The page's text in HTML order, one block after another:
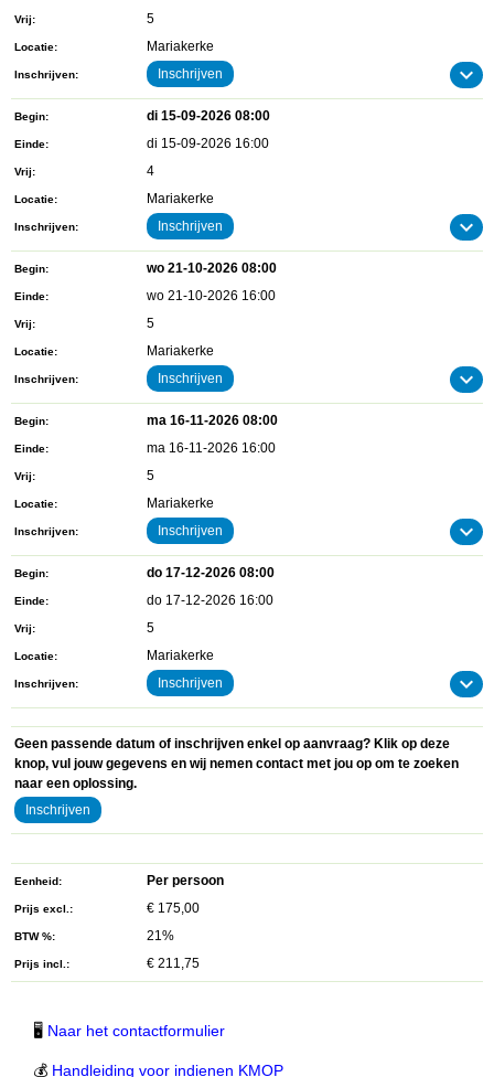
Vrij 5
Locatie Mariakerke
Inschrijven Inschrijven
Begin di 15-09-2026 08:00
Einde di 15-09-2026 16:00
Vrij 4
Locatie Mariakerke
Inschrijven Inschrijven
Begin wo 21-10-2026 08:00
Einde wo 21-10-2026 16:00
Vrij 5
Locatie Mariakerke
Inschrijven Inschrijven
Begin ma 16-11-2026 08:00
Einde ma 16-11-2026 16:00
Vrij 5
Locatie Mariakerke
Inschrijven Inschrijven
Begin do 17-12-2026 08:00
Einde do 17-12-2026 16:00
Vrij 5
Locatie Mariakerke
Inschrijven Inschrijven
Geen passende datum of inschrijven enkel op aanvraag? Klik op deze
knop, vul jouw gegevens en wij nemen contact met jou op om te zoeken
naar een oplossing.
Inschrijven
Eenheid Per persoon
Prijs excl. € 175,00
BTW % 21%
Prijs incl. € 211,75
🖥 Naar het contactformulier
💰 Handleiding voor indienen KMOP